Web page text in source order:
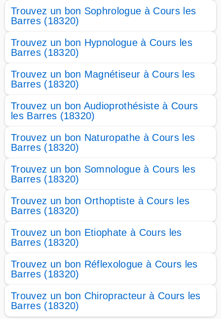
Trouvez un bon Sophrologue à Cours les
Barres (18320)
Trouvez un bon Hypnologue à Cours les
Barres (18320)
Trouvez un bon Magnétiseur à Cours les
Barres (18320)
Trouvez un bon Audioprothésiste à Cours
les Barres (18320)
Trouvez un bon Naturopathe à Cours les
Barres (18320)
Trouvez un bon Somnologue à Cours les
Barres (18320)
Trouvez un bon Orthoptiste à Cours les
Barres (18320)
Trouvez un bon Etiophate à Cours les
Barres (18320)
Trouvez un bon Réflexologue à Cours les
Barres (18320)
Trouvez un bon Chiropracteur à Cours les
Barres (18320)